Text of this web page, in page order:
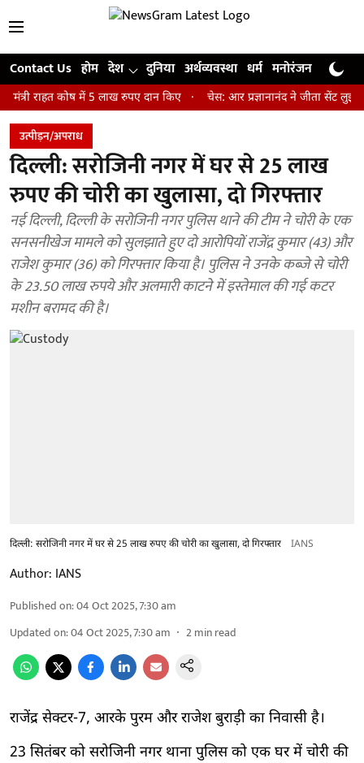
Contact Us होम देश दुनिया अर्थव्यवस्था धर्म मनोरंजन खेल
कोष में 5 लाख रुपए दान किए चेस: आर प्रज्ञानानंद ने जीता सेंट लुइस रैपिड
उत्पीड़न/अपराध
दिल्ली: सरोजिनी नगर में घर से 25 लाख
रुपए की चोरी का खुलासा, दो गिरफ्तार
नई दिल्ली, दिल्ली के सरोजिनी नगर पुलिस थाने की टीम ने चोरी के एक
सनसनीखेज मामले को सुलझाते हुए दो आरोपियों राजेंद्र कुमार (43) और
राजेश कुमार (36) को गिरफ्तार किया है। पुलिस ने उनके कब्जे से चोरी
के 23.50 लाख रुपये और अलमारी काटने में इस्तेमाल की गई कटर
मशीन बरामद की है।
दिल्ली: सरोजिनी नगर में घर से 25 लाख रुपए की चोरी का खुलासा, दो गिरफ्तार IANS
Author: IANS
Published on:04 Oct 2025, 7:30 am
Updated on:04 Oct 2025, 7:30 am 2min read
राजेंद्र सेक्टर-7, आरके पुरम और राजेश बुराड़ी का निवासी है।
23 सितंबर को सरोजिनी नगर थाना पुलिस को एक घर में चोरी की